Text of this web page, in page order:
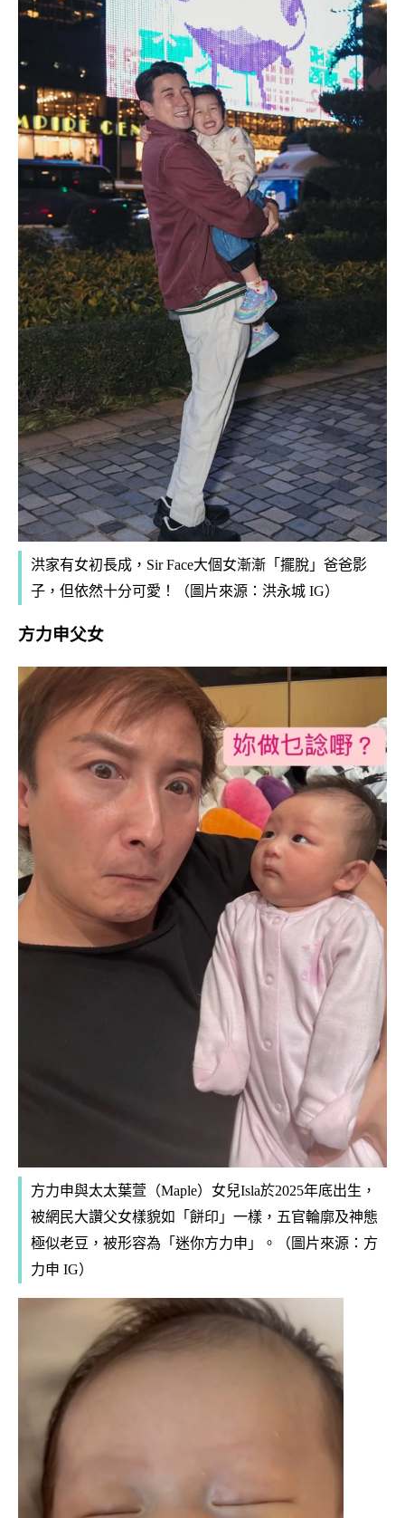
洪家有女初長成，Sir Face大個女漸漸「擺脫」爸爸影
子，但依然十分可愛！（圖片來源：洪永城 IG）
方力申父女
方力申與太太葉萱（Maple）女兒Isla於2025年底出生，
被網民大讚父女樣貌如「餅印」一樣，五官輪廓及神態
極似老豆，被形容為「迷你方力申」。（圖片來源：方
力申 IG）